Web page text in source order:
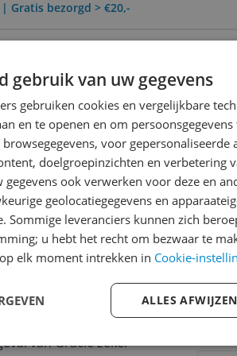
Gratis bezorgd > €20,-
Bedenktijd
debuut album zet
muziek is goed te horen
single 'Risk' had ook
van Gracie zeker
Er
Heb
met
een
Cijfer
gebruik van uw gegevens
gebruiken cookies en vergelijkbare
en te openen en om
voor
doelgroepinzichten en verbetering
gegevens ook verwerken voor deze en
geolocatiegegevens en
Sommige leveranciers kunnen zich
u hebt het recht om bezwaar te
elk moment intrekken in Cookie-
ALLES AFWIJZEN